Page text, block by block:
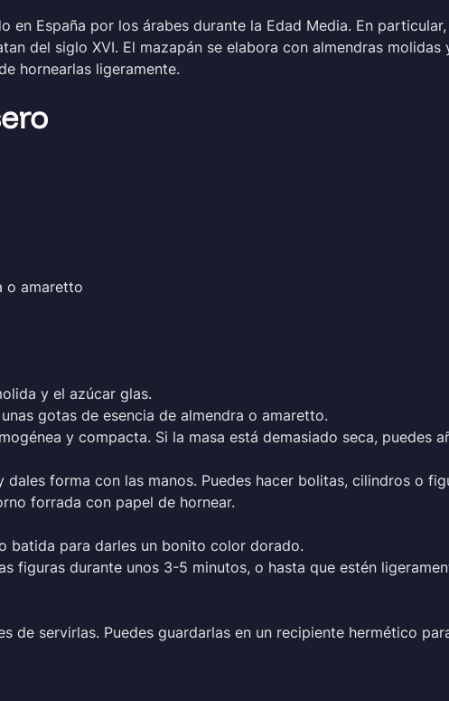
en España por los árabes durante la Edad Media. En
del siglo XVI. El mazapán se elabora con almendras
hornearlas ligeramente.
o amaretto
y el azúcar glas.
gotas de esencia de almendra o amaretto.
y compacta. Si la masa está demasiado seca, puedes
dales forma con las manos. Puedes hacer bolitas, cilindros o
forrada con papel de hornear.
batida para darles un bonito color dorado.
figuras durante unos 3-5 minutos, o hasta que estén
de servirlas. Puedes guardarlas en un recipiente hermético